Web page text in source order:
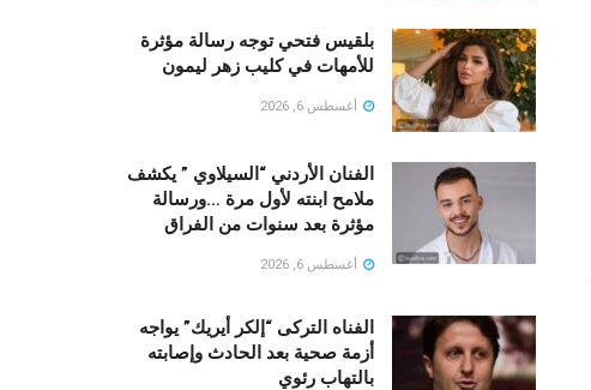
بلقيس فتحي توجه رسالة مؤثرة
للأمهات في كليب زهر ليمون ‏
أغسطس 6, 2026
الفنان الأردني “السيلاوي ” يكشف
ملامح ابنته لأول مرة …ورسالة
مؤثرة بعد سنوات من الفراق
أغسطس 6, 2026
الفناه التركى “إلكر أيريك” يواجه
أزمة صحية بعد الحادث وإصابته
بالتهاب رئوي